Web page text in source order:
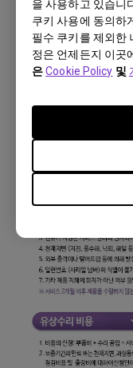
을 사용하고 있습니
쿠키 사용에 동의하
필수 쿠키를 제외한
정은 언제든지 이곳
은Cookie Policy 및